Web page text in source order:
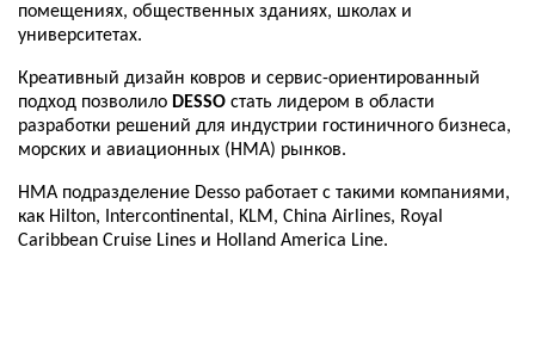
помещениях, общественных зданиях, школах и
университетах.
Креативный дизайн ковров и сервис-ориентированный
подход позволило DESSO стать лидером в области
разработки решений для индустрии гостиничного бизнеса,
морских и авиационных (НМА) рынков.
HMA подразделение Desso работает с такими компаниями,
как Hilton, Intercontinental, KLM, China Airlines, Royal
Caribbean Cruise Lines и Holland America Line.